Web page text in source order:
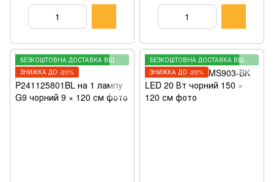
БЕЗКОШТОВНА ДОСТАВКА ВІД 2000 ГРН
ЗНИЖКА ДО -20%
БЕЗКОШТОВНА ДОСТАВКА ВІД 2000 ГРН
ЗНИЖКА ДО -20%